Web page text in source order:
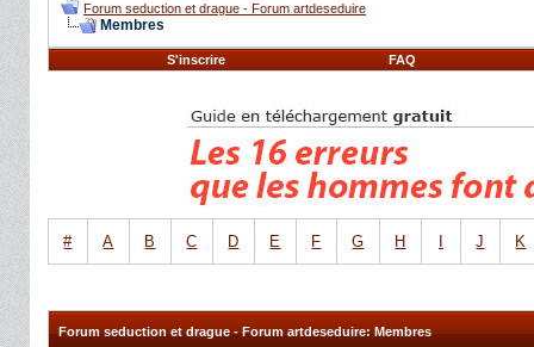
Forum seduction et drague - Forum artdeseduire
Membres
S'inscrire FAQ
# A B C D E F G H J K
Forum seduction et drague - Forum artdeseduire: Membres